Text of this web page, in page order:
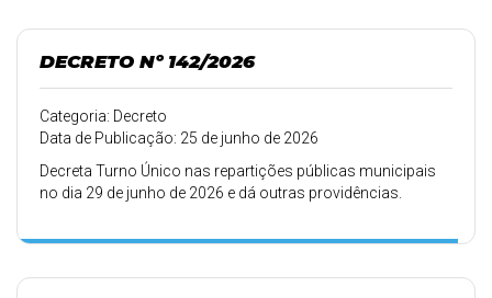
DECRETO Nº 142/2026
Categoria: Decreto
Data de Publicação: 25 de junho de 2026
Decreta Turno Único nas repartições públicas municipais
no dia 29 de junho de 2026 e dá outras providências.